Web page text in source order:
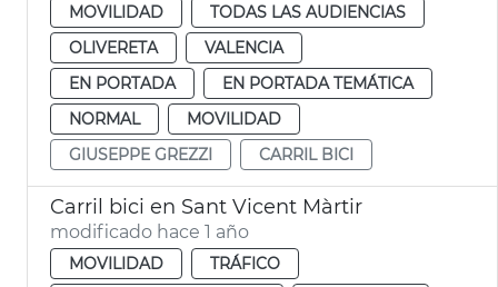
MOVILIDAD
TODAS LAS AUDIENCIAS
OLIVERETA
VALENCIA
EN PORTADA
EN PORTADA TEMÁTICA
NORMAL
MOVILIDAD
GIUSEPPE GREZZI
CARRIL BICI
Carril bici en Sant Vicent Màrtir
modificado hace 1 año
MOVILIDAD
TRÁFICO